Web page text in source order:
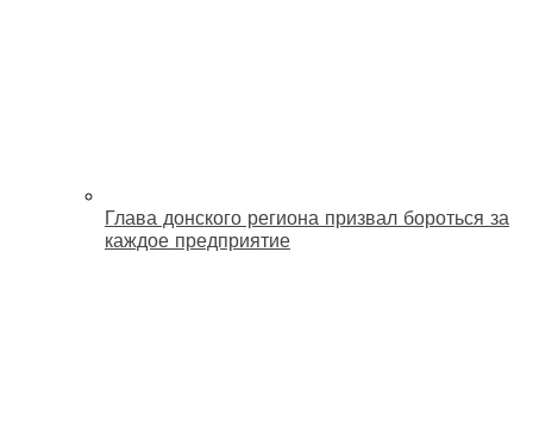
Глава донского региона призвал бороться за
каждое предприятие